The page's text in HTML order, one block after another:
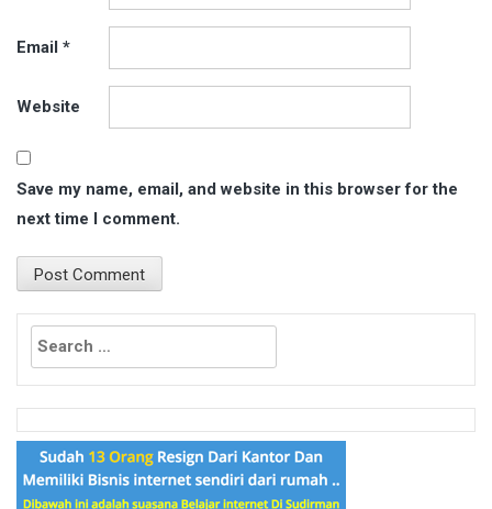
Email *
Website
Save my name, email, and website in this browser for the
next time I comment.
Search
for: